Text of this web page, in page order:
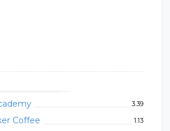
3.39
Coffee 1.13